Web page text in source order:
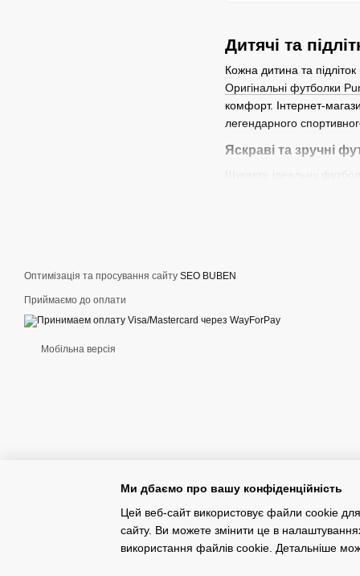
Дитячі та
Кожна дитина та
Оригінальні футболки
комфорт. Інтернет-
легендарного
Яскраві та зручні
прогулянок чи занять
Трендові футболки
Підлітковий вік – час
просто одяг, а заява
останніх колаборацій –
підліткову футболку
школі. Оригінальність
Чому мільйони людей у
матеріалів, що
насиченість кольору та
EuropaSport: ваш гід
Чому варто купити
– тільки оригінальна
розмірів для різного
Оптимізація та просування сайту SEO BUBEN
Приймаємо до оплати
Мобільна версія
Ми дбаємо про вашу конфіденційність
Цей веб-сайт використовує файли cookie
сайту. Ви можете змінити це в
використання файлів cookie. Детальніше